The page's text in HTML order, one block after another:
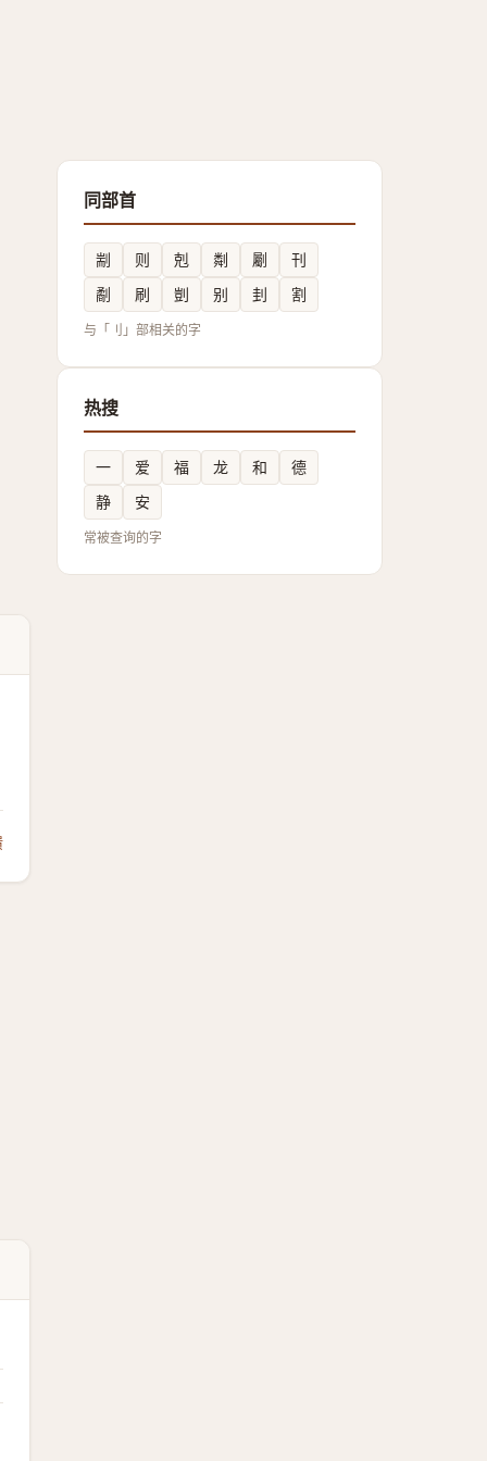
同部首
剬 则 剋 㔂 劚
刊
劀
刷 剴 别 刲 割
与「刂」部相关的字
热搜
一 爱 福 龙 和
德
静
安
常被查询的字